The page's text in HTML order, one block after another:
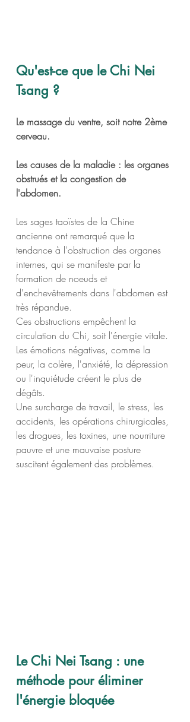
Qu'est-ce que le Chi Nei
Tsang ?
Le massage du ventre, soit notre 2ème
cerveau.
Les causes de la maladie : les organes
obstrués et la congestion de
l'abdomen.
Les sages taoïstes de la Chine
ancienne ont remarqué que la
tendance à l'obstruction des organes
internes, qui se manifeste par la
formation de noeuds et
d'enchevêtrements dans l'abdomen est
très répandue.
Ces obstructions empêchent la
circulation du Chi, soit l'énergie vitale.
Les émotions négatives, comme la
peur, la colère, l'anxiété, la dépression
ou l'inquiétude créent le plus de
dégâts.
Une surcharge de travail, le stress, les
accidents, les opérations chirurgicales,
les drogues, les toxines, une nourriture
pauvre et une mauvaise posture
suscitent également des problèmes.
Le Chi Nei Tsang : une
méthode pour éliminer
l'énergie bloquée